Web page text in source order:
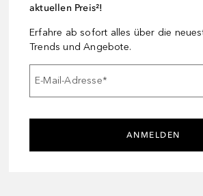
aktuellen Preis²!
Erfahre ab sofort alles über die
Trends und Angebote.
E-Mail-Adresse*
ANMELDEN